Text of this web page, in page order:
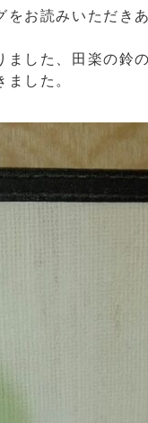
をお読みいただき
ました、田楽の鈴
した。